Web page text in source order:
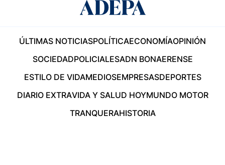
ÚLTIMAS NOTICIASPOLÍTICAECONOMÍAOPINIÓN
SOCIEDADPOLICIALESADN BONAERENSE
ESTILO DE VIDAMEDIOSEMPRESASDEPORTES
DIARIO EXTRAVIDA Y SALUD HOYMUNDO MOTOR
TRANQUERAHISTORIA